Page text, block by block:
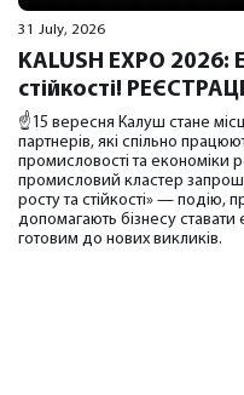
31 July, 2026
KALUSH EXPO 2026:
стійкості!
☝️15 вересня Калуш стане
партнерів, які спільно
промисловості та економіки
промисловий кластер
росту та стійкості» — подію,
допомагають бізнесу
готовим до нових викликів.